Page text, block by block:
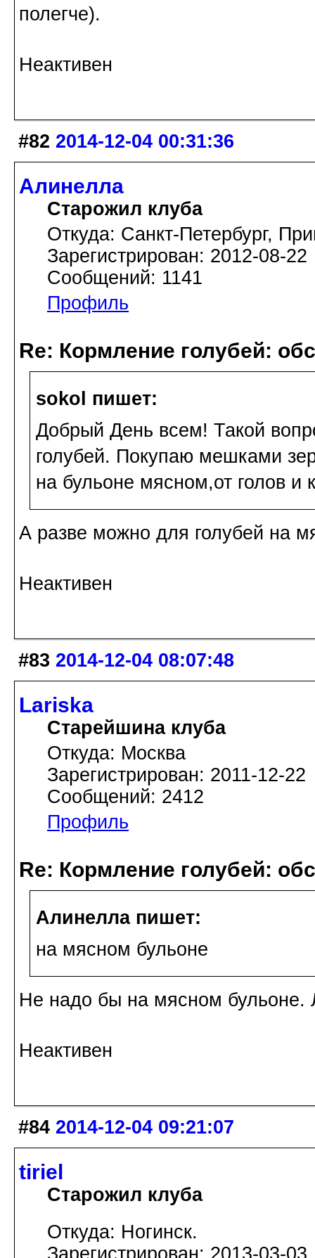
полегче).
Неактивен
#82 2014-12-04 00:31:36
Алинелла
Старожил клуба
Откуда: Санкт-Петербург,
Зарегистрирован: 2012-08-22
Сообщений: 1141
Профиль
Re: Кормление голубей:
sokol пишет:
Добрый День всем! Такой
голубей. Покупаю мешками
на бульоне мясном,от голов
А разве можно для голубей на
Неактивен
#83 2014-12-04 08:07:48
Lariska
Старейшина клуба
Откуда: Москва
Зарегистрирован: 2011-12-22
Сообщений: 2412
Профиль
Re: Кормление голубей:
Алинелла пишет:
на мясном бульоне
Не надо бы на мясном бульоне.
Неактивен
#84 2014-12-04 09:21:07
tiriel
Старожил клуба
Откуда: Ногинск.